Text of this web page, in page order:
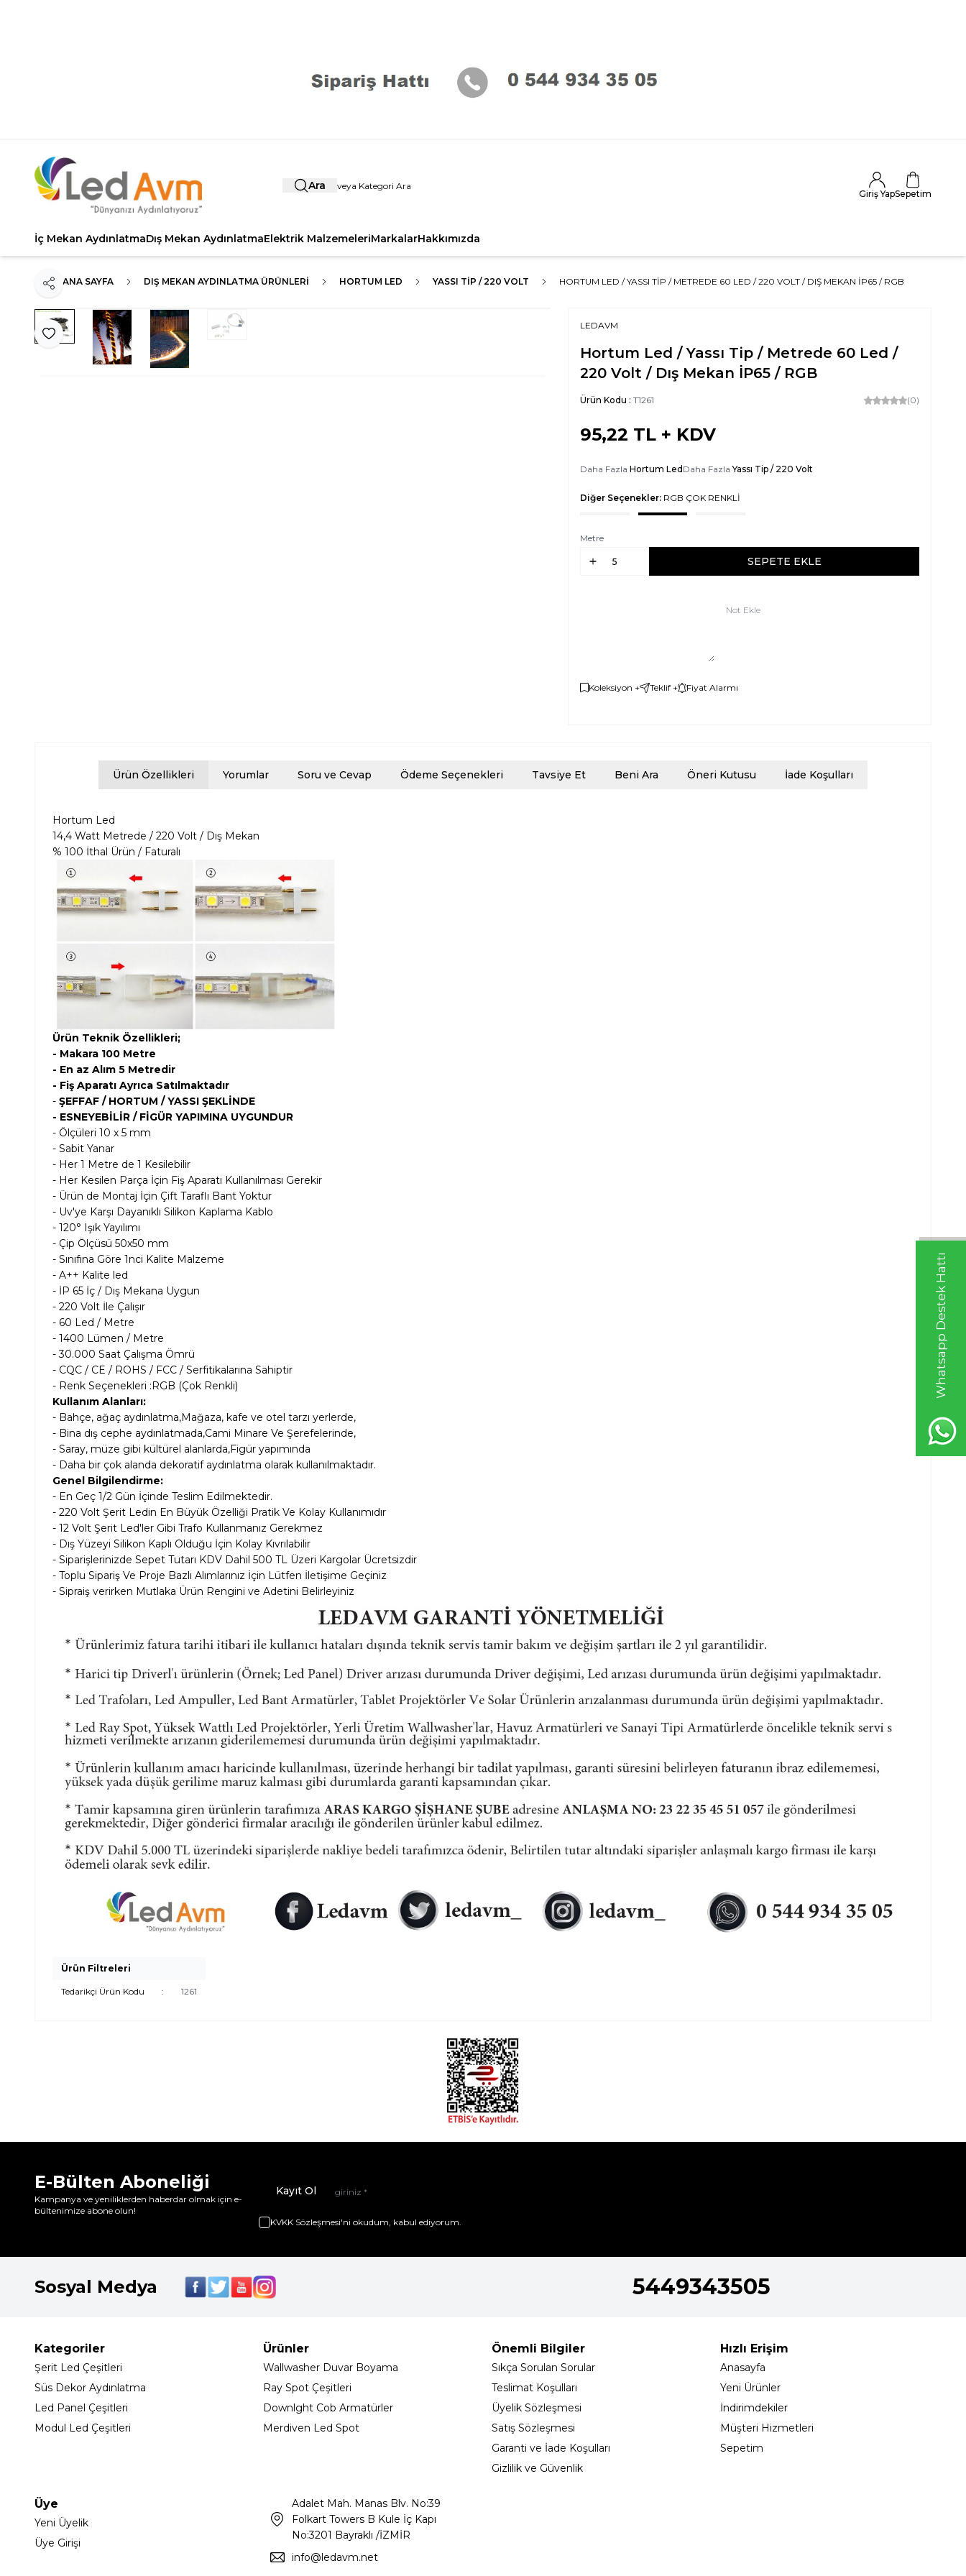
Whatsapp Destek Hattı
Ara
Giriş YapSepetim
İç Mekan AydınlatmaDış Mekan AydınlatmaElektrik MalzemeleriMarkalarHakkımızda
ANA SAYFA DIŞ MEKAN AYDINLATMA ÜRÜNLERI HORTUM LED YASSI TIP / 220 VOLT HORTUM LED / YASSI TIP / METREDE 60 LED / 220 VOLT / DIŞ MEKAN İP65 / RGB
Favoriye Ekle
Paylaş
LEDAVM
Hortum Led / Yassı Tip / Metrede 60 Led /
220 Volt / Dış Mekan İP65 / RGB
Ürün Kodu : T1261 (0)
95,22 TL + KDV
Daha Fazla Hortum Led Daha FazlaYassı Tip / 220 Volt
Diğer Seçenekler: RGB ÇOK RENKLİ
Metre
SEPETE EKLE
Not Ekle
Koleksiyon + Teklif + Fiyat Alarmı
Ürün Özellikleri Yorumlar Soru ve Cevap Ödeme Seçenekleri Tavsiye Et Beni Ara Öneri Kutusu İade Koşulları
Hortum Led
14,4 Watt Metrede / 220 Volt / Dış Mekan
% 100 İthal Ürün / Faturalı
Ürün Teknik Özellikleri;
- Makara 100 Metre
- En az Alım 5 Metredir
- Fiş Aparatı Ayrıca Satılmaktadır
- ŞEFFAF / HORTUM / YASSI ŞEKLİNDE
- ESNEYEBİLİR / FİGÜR YAPIMINA UYGUNDUR
- Ölçüleri 10 x 5 mm
- Sabit Yanar
- Her 1 Metre de 1 Kesilebilir
- Her Kesilen Parça İçin Fiş Aparatı Kullanılması Gerekir
- Ürün de Montaj İçin Çift Taraflı Bant Yoktur
- Uv'ye Karşı Dayanıklı Silikon Kaplama Kablo
- 120° Işık Yayılımı
- Çip Ölçüsü 50x50 mm
- Sınıfına Göre 1nci Kalite Malzeme
- A++ Kalite led
- İP 65 İç / Dış Mekana Uygun
- 220 Volt İle Çalışır
- 60 Led / Metre
- 1400 Lümen / Metre
- 30.000 Saat Çalışma Ömrü
- CQC / CE / ROHS / FCC / Serfitikalarına Sahiptir
- Renk Seçenekleri :RGB (Çok Renkli)
Kullanım Alanları:
- Bahçe, ağaç aydınlatma,Mağaza, kafe ve otel tarzı yerlerde,
- Bina dış cephe aydınlatmada,Cami Minare Ve Şerefelerinde,
- Saray, müze gibi kültürel alanlarda,Figür yapımında
- Daha bir çok alanda dekoratif aydınlatma olarak kullanılmaktadır.
Genel Bilgilendirme:
- En Geç 1/2 Gün İçinde Teslim Edilmektedir.
- 220 Volt Şerit Ledin En Büyük Özelliği Pratik Ve Kolay Kullanımıdır
- 12 Volt Şerit Led'ler Gibi Trafo Kullanmanız Gerekmez
- Dış Yüzeyi Silikon Kaplı Olduğu İçin Kolay Kıvrılabilir
- Siparişlerinizde Sepet Tutarı KDV Dahil 500 TL Üzeri Kargolar Ücretsizdir
- Toplu Sipariş Ve Proje Bazlı Alımlarınız İçin Lütfen İletişime Geçiniz
- Sipraiş verirken Mutlaka Ürün Rengini ve Adetini Belirleyiniz
Ürün Filtreleri
Tedarikçi Ürün Kodu : 1261
E-Bülten Aboneliği
Kampanya ve yeniliklerden haberdar olmak için e-
bültenimize abone olun!
Kayıt Ol
KVKK Sözleşmesi'ni okudum, kabul ediyorum.
Sosyal Medya 5449343505
Kategoriler
Şerit Led Çeşitleri
Süs Dekor Aydınlatma
Led Panel Çeşitleri
Modul Led Çeşitleri
Ürünler
Wallwasher Duvar Boyama
Ray Spot Çeşitleri
Downlght Cob Armatürler
Merdiven Led Spot
Önemli Bilgiler
Sıkça Sorulan Sorular
Teslimat Koşulları
Üyelik Sözleşmesi
Satış Sözleşmesi
Garanti ve İade Koşulları
Gizlilik ve Güvenlik
Hızlı Erişim
Anasayfa
Yeni Ürünler
İndirimdekiler
Müşteri Hizmetleri
Sepetim
Üye
Yeni Üyelik
Üye Girişi
Adalet Mah. Manas Blv. No:39
Folkart Towers B Kule İç Kapı
No:3201 Bayraklı /İZMİR
info@ledavm.net